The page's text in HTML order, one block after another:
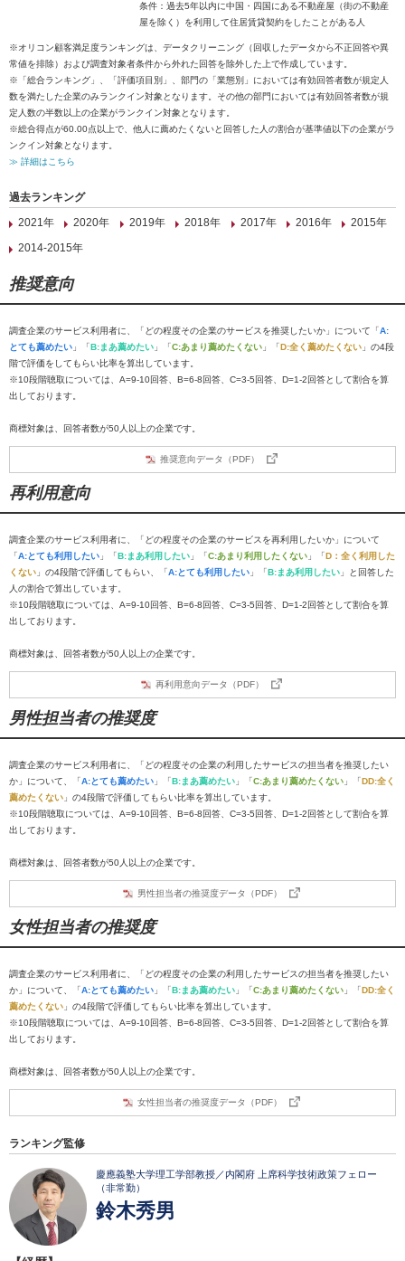
条件：過去5年以内に中国・四国にある不動産屋（街の不動産
屋を除く）を利用して住居賃貸契約をしたことがある人
※オリコン顧客満足度ランキングは、データクリーニング（回収したデータから不正回答や異
常値を排除）および調査対象者条件から外れた回答を除外した上で作成しています。
※「総合ランキング」、「評価項目別」、部門の「業態別」においては有効回答者数が規定人
数を満たした企業のみランクイン対象となります。その他の部門においては有効回答者数が規
定人数の半数以上の企業がランクイン対象となります。
※総合得点が60.00点以上で、他人に薦めたくないと回答した人の割合が基準値以下の企業がラ
ンクイン対象となります。
≫ 詳細はこちら
過去ランキング
2021年
2020年 2019年 2018年 2017年 2016年
2015年
2014-2015年
推奨意向
調査企業のサービス利用者に、「どの程度その企業のサービスを推奨したいか」について「A:
とても薦めたい 」「B:まあ薦めたい 」「C:あまり薦めたくない 」「D:全く薦めたくない 」の4段
階で評価をしてもらい比率を算出しています。
※10段階聴取については、A=9-10回答、B=6-8回答、C=3-5回答、D=1-2回答として割合を算
出しております。
商標対象は、回答者数が50人以上の企業です。
推奨意向データ（PDF）
再利用意向
調査企業のサービス利用者に、「どの程度その企業のサービスを再利用したいか」について
「A:とても利用したい 」「B:まあ利用したい 」「C:あまり利用したくない 」「D：全く利用した
くない 」の4段階で評価してもらい、「A:とても利用したい 」「B:まあ利用したい 」と回答した
人の割合で算出しています。
※10段階聴取については、A=9-10回答、B=6-8回答、C=3-5回答、D=1-2回答として割合を算
出しております。
商標対象は、回答者数が50人以上の企業です。
再利用意向データ（PDF）
男性担当者の推奨度
調査企業のサービス利用者に、「どの程度その企業の利用したサービスの担当者を推奨したい
か」について、「A:とても薦めたい 」「B:まあ薦めたい 」「C:あまり薦めたくない 」「DD:全く
薦めたくない 」の4段階で評価してもらい比率を算出しています。
※10段階聴取については、A=9-10回答、B=6-8回答、C=3-5回答、D=1-2回答として割合を算
出しております。
商標対象は、回答者数が50人以上の企業です。
男性担当者の推奨度データ（PDF）
女性担当者の推奨度
調査企業のサービス利用者に、「どの程度その企業の利用したサービスの担当者を推奨したい
か」について、「A:とても薦めたい 」「B:まあ薦めたい 」「C:あまり薦めたくない 」「DD:全く
薦めたくない 」の4段階で評価してもらい比率を算出しています。
※10段階聴取については、A=9-10回答、B=6-8回答、C=3-5回答、D=1-2回答として割合を算
出しております。
商標対象は、回答者数が50人以上の企業です。
女性担当者の推奨度データ（PDF）
ランキング監修
慶應義塾大学理工学部教授／内閣府 上席科学技術政策フェロー
（非常勤）
鈴木秀男